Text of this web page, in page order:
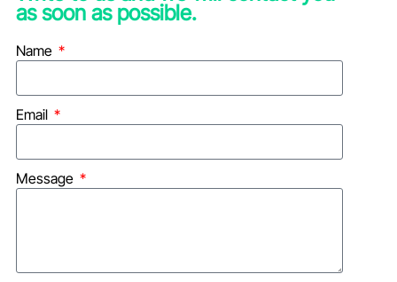
as soon as possible.
Name
Email
Message